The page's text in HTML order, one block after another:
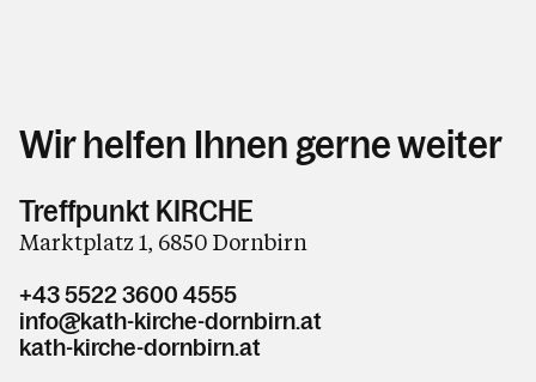
Wir helfen Ihnen gerne weiter
Treffpunkt KIRCHE
Marktplatz 1, 6850 Dornbirn
+43 5522 3600 4555
info@kath-kirche-dornbirn.at
kath-kirche-dornbirn.at